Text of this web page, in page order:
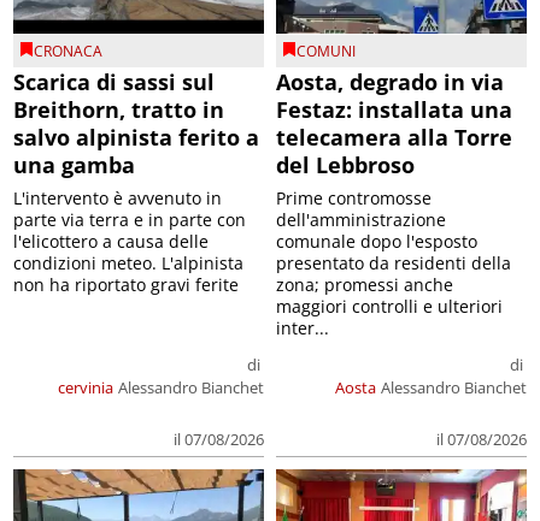
CRONACA
Scarica di sassi sul
Breithorn, tratto in
salvo alpinista ferito a
una gamba
cervinia
di
Alessandro Bianchet
il 07/08/2026
L'intervento è avvenuto in
parte via terra e in parte con
l'elicottero a causa delle
condizioni meteo. L'alpinista
non ha riportato gravi ferite
COMUNI
Aosta, degrado in via
Festaz: installata una
telecamera alla Torre
del Lebbroso
Aosta
di
Alessandro Bianchet
il 07/08/2026
Prime contromosse
dell'amministrazione
comunale dopo l'esposto
presentato da residenti della
zona; promessi anche
maggiori controlli e ulteriori
inter...